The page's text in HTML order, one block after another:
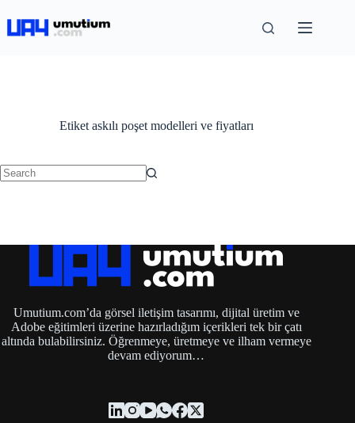
Etiketaskılı poşet modelleri ve fiyatları
Umutium.com’da görsel iletişim tasarımı, dijital üretim ve
Adobe eğitimleri üzerine hazırladığım içerikleri tek bir çatı
altında bulabilirsiniz. Öğrenmeye, üretmeye ve ilham vermeye
devam ediyorum…